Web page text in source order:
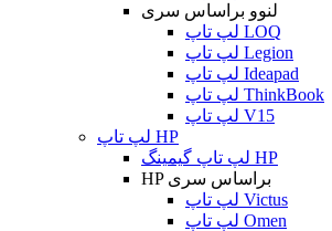
لنوو براساس سری
لپ تاپ LOQ
لپ تاپ Legion
لپ تاپ Ideapad
لپ تاپ ThinkBook
لپ تاپ V15
لپ تاپ HP
لپ تاپ گیمینگ HP
HP براساس سری
لپ تاپ Victus
لپ تاپ Omen